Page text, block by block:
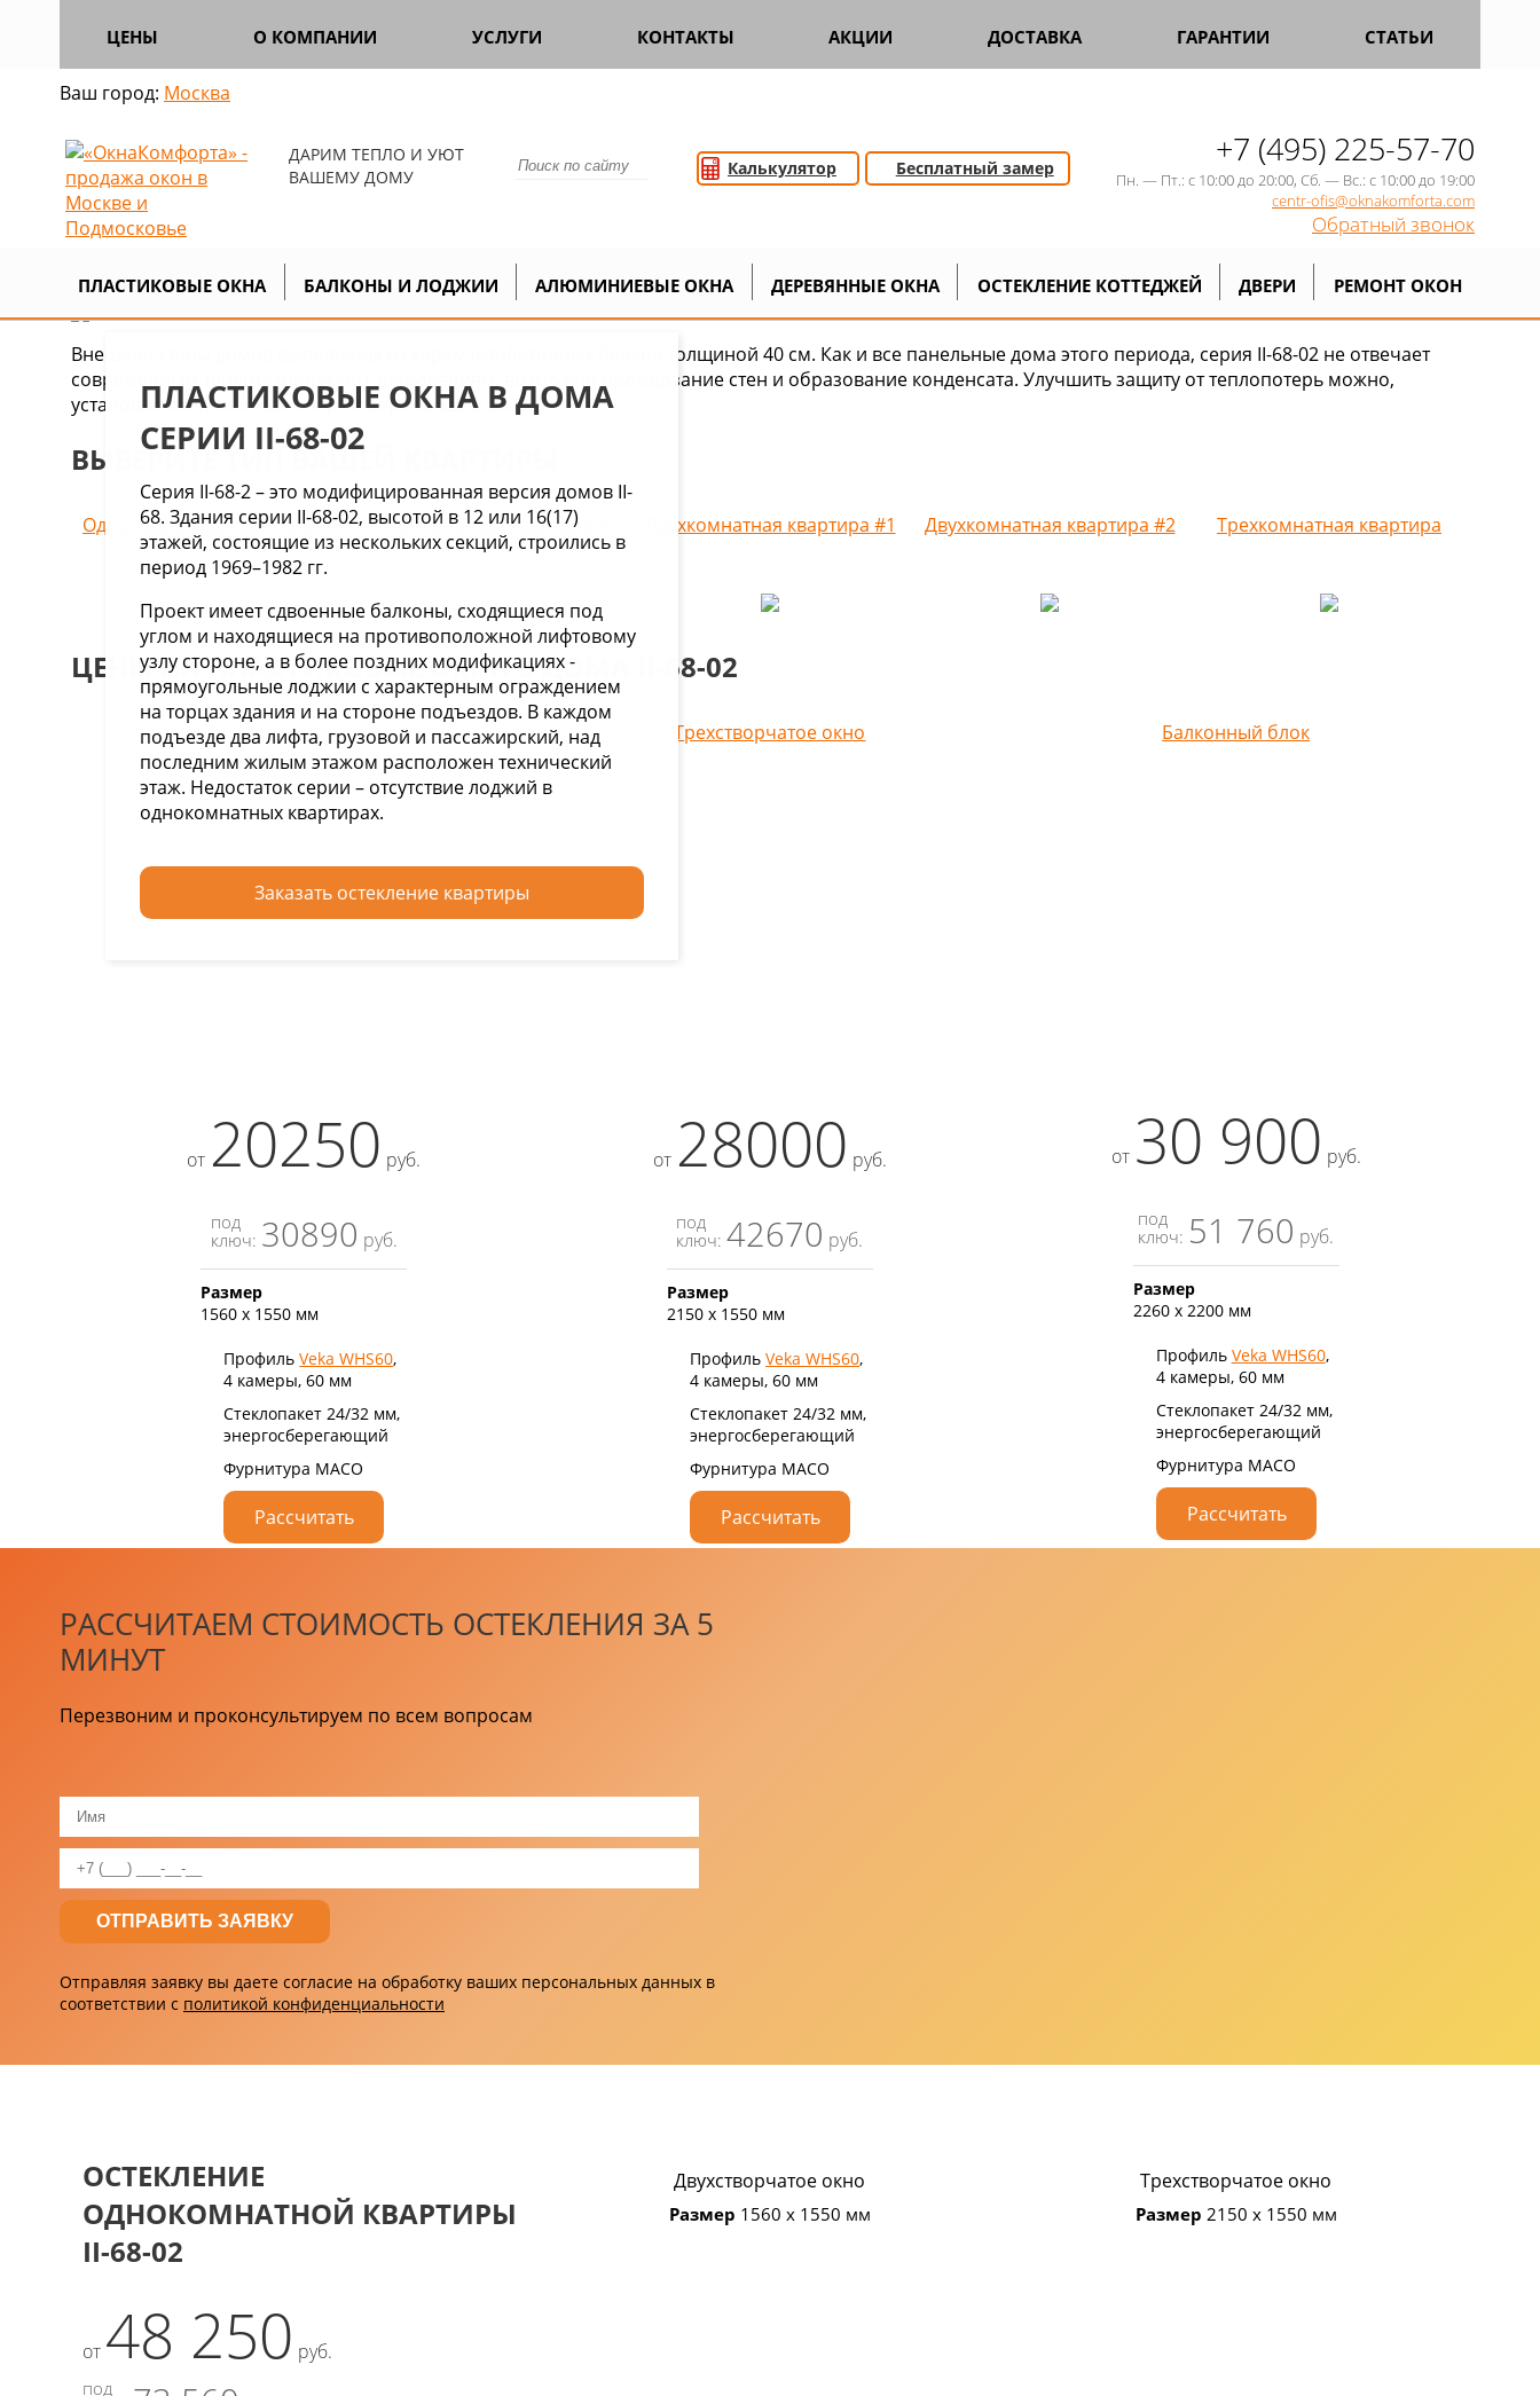
ЦЕНЫ О КОМПАНИИ УСЛУГИ КОНТАКТЫ АКЦИИ ДОСТАВКА ГАРАНТИИ СТАТЬИ
Ваш город: Москва
ДАРИМ ТЕПЛО И УЮТ
ВАШЕМУ ДОМУ
+7 (495) 225-57-70
Пн. — Пт.: с 10:00 до 20:00, Сб. — Вс.: с 10:00 до 19:00
centr-ofis@oknakomforta.com
Обратный звонок
Калькулятор Бесплатный замер
ПЛАСТИКОВЫЕ ОКНА БАЛКОНЫ И ЛОДЖИИ АЛЮМИНИЕВЫЕ ОКНА ДЕРЕВЯННЫЕ ОКНА ОСТЕКЛЕНИЕ КОТТЕДЖЕЙ ДВЕРИ РЕМОНТ ОКОН
Цены Цены по типам домов
ПЛАСТИКОВЫЕ ОКНА В ДОМА
СЕРИИ II-68-02
Серия II-68-2 – это модифицированная версия домов II-
68. Здания серии II-68-02, высотой в 12 или 16(17)
этажей, состоящие из нескольких секций, строились в
период 1969–1982 гг.
Проект имеет сдвоенные балконы, сходящиеся под
углом и находящиеся на противоположной лифтовому
узлу стороне, а в более поздних модификациях -
прямоугольные лоджии с характерным ограждением
на торцах здания и на стороне подъездов. В каждом
подъезде два лифта, грузовой и пассажирский, над
последним жилым этажом расположен технический
этаж. Недостаток серии – отсутствие лоджий в
однокомнатных квартирах.
Заказать остекление квартиры
Внешние стены домов выполнены из керамзитобетонных блоков толщиной 40 см. Как и все панельные дома этого периода, серия II-68-02 не отвечает
современным теплотехническим требованиям, возможно промерзание стен и образование конденсата. Улучшить защиту от теплопотерь можно,
установив современные энергосберегающие окна.
ВЫБЕРИТЕ ТИП ВАШЕЙ КВАРТИРЫ
Однокомнатная квартира #1 Однокомнатная квартира #2 Двухкомнатная квартира #1 Двухкомнатная квартира #2 Трехкомнатная квартира
ЦЕНЫ НА ПЛАСТИКОВЫЕ ОКНА В ДОМА II-68-02
Двухстворчатое окно
от 20250 руб.
под
ключ: 30890 руб.
Размер
1560 х 1550 мм
ПрофильVeka WHS60,
4 камеры, 60 мм
Стеклопакет 24/32 мм,
энергосберегающий
Фурнитура MACO
Рассчитать
Трехстворчатое окно
от 28000 руб.
под
ключ: 42670 руб.
Размер
2150 х 1550 мм
Профиль Veka WHS60,
4 камеры, 60 мм
Стеклопакет 24/32 мм,
энергосберегающий
Фурнитура MACO
Рассчитать
Балконный блок
от 30 900 руб.
под
ключ: 51 760 руб.
Размер
2260 х 2200 мм
Профиль Veka WHS60,
4 камеры, 60 мм
Стеклопакет 24/32 мм,
энергосберегающий
Фурнитура MACO
Рассчитать
РАССЧИТАЕМ СТОИМОСТЬ ОСТЕКЛЕНИЯ ЗА 5
МИНУТ
Перезвоним и проконсультируем по всем вопросам
Отправляя заявку вы даете согласие на обработку ваших персональных данных в
соответствии с политикой конфиденциальности
ОСТЕКЛЕНИЕ
ОДНОКОМНАТНОЙ КВАРТИРЫ
II-68-02
от 48 250 руб.
под
Двухстворчатое окно
Размер 1560 х 1550 мм
Трехстворчатое окно
Размер 2150 х 1550 мм